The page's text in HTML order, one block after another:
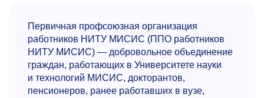
Первичная профсоюзная организация
работников НИТУ МИСИС (ППО работников
НИТУ МИСИС) — добровольное объединение
граждан, работающих в Университете науки
и технологий МИСИС, докторантов,
пенсионеров, ранее работавших в вузе,